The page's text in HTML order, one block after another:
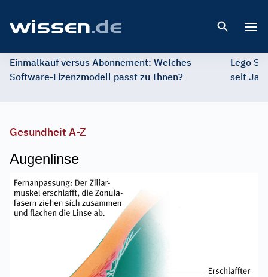
Einmalkauf versus Abonnement: Welches
Software-Lizenzmodell passt zu Ihnen?
Lego
seit
Gesundheit A-Z
Augenlinse